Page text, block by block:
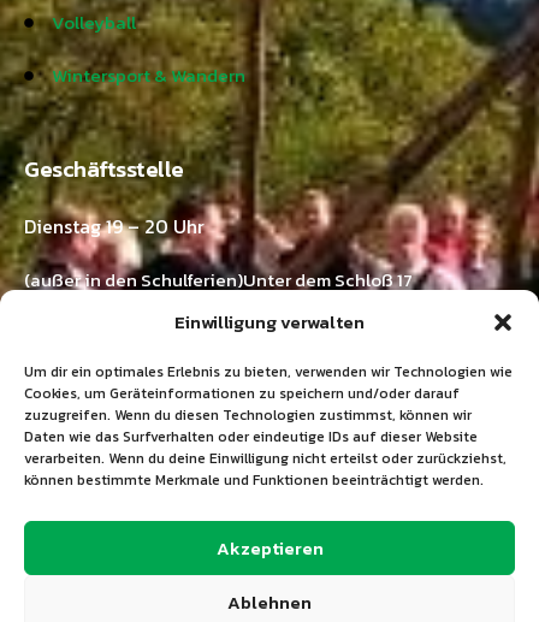
Einwilligung verwalten
Um dir ein optimales Erlebnis zu bieten, verwenden wir Technologien wie
Cookies, um Geräteinformationen zu speichern und/oder darauf
zuzugreifen. Wenn du diesen Technologien zustimmst, können wir
Daten wie das Surfverhalten oder eindeutige IDs auf dieser Website
verarbeiten. Wenn du deine Einwilligung nicht erteilst oder zurückziehst,
können bestimmte Merkmale und Funktionen beeinträchtigt werden.
Akzeptieren
Ablehnen
Volleyball
Wintersport & Wandern
Geschäftsstelle
Dienstag 19 – 20 Uhr
(außer in den Schulferien)Unter dem Schloß 17
Kontakt:
Ramona Emer
Tel.: 07175 / 211 03 33
E-Mail:info@tgv-horn.de